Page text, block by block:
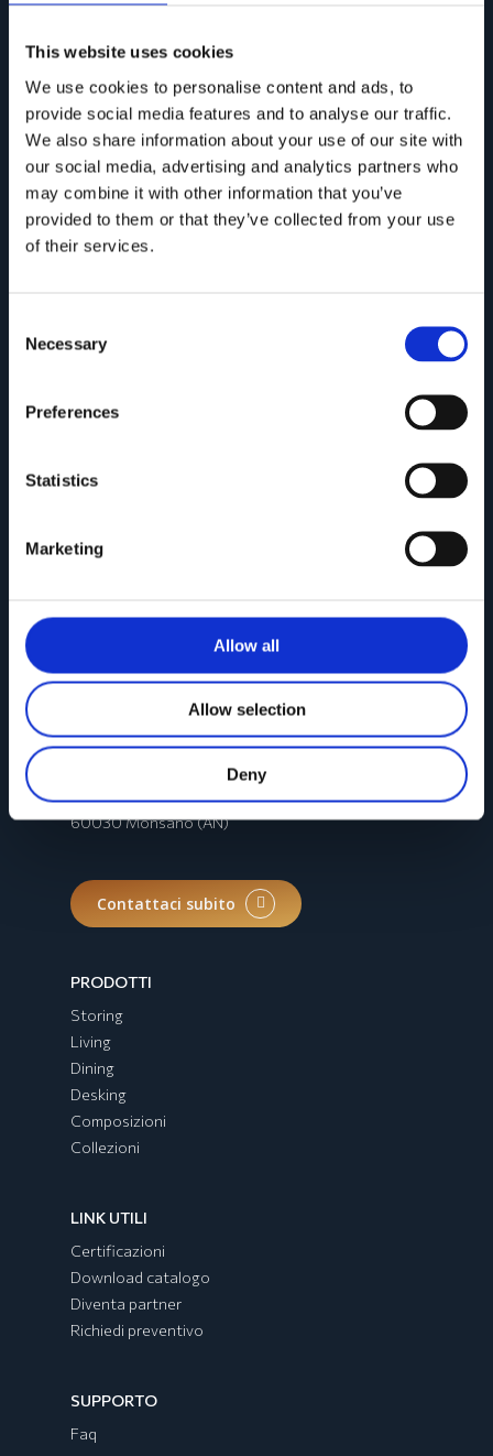
This website uses cookies
We use cookies to personalise content and ads, to
provide social media features and to analyse our traffic.
We also share information about your use of our site with
our social media, advertising and analytics partners who
may combine it with other information that you’ve
provided to them or that they’ve collected from your use
of their services.
Selection
Necessary
Preferences
Statistics
Marketing
Allow all
Allow selection
Deny
CONTATTI
Via Emilia Romagna, 45
60030 Monsano (AN)
Contattaci subito
PRODOTTI
Storing
Living
Dining
Desking
Composizioni
Collezioni
LINK UTILI
Certificazioni
Download catalogo
Diventa partner
Richiedi preventivo
SUPPORTO
Faq